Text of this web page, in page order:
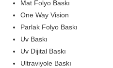
Mat Folyo Baskı
One Way Vision
Parlak Folyo Baskı
Uv Baskı
Uv Dijital Baskı
Ultraviyole Baskı